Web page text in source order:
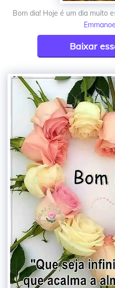
Bom dia! Hoje é um dia muito
Baixar